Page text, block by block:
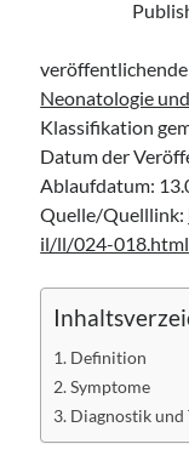
infants“ der CPS
Krebserkrankung“ der
Connecting & Acting –
Leitlinie „Die
Neonatologie
Klassifikation
Datum der
Ablaufdatum:
Quelle/Quelllink:
il/ll/024-018.html
Definition
Symptome
Diagnostik und